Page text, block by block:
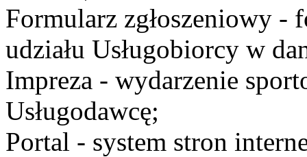
Formularz zgłoszeniowy -
udziału Usługobiorcy w
Impreza - wydarzenie
Usługodawcę;
Portal - system stron